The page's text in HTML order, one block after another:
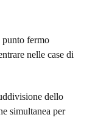
fermo
nelle case di
dello
simultanea per